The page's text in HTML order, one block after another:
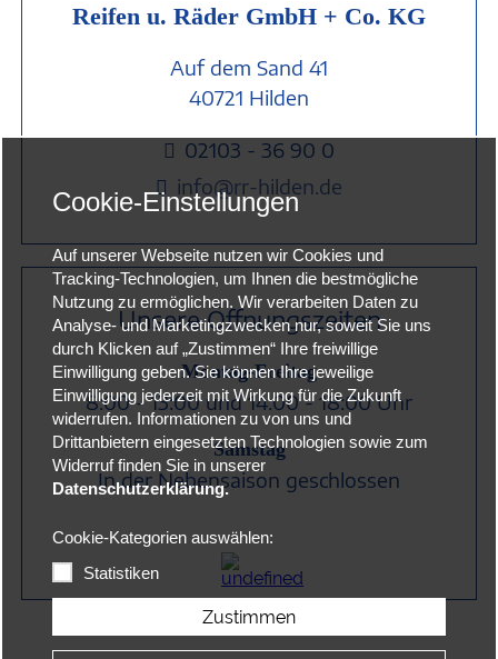
Reifen u. Räder GmbH + Co. KG
Auf dem Sand 41
40721 Hilden
 02103 - 36 90 0
 info@rr-hilden.de
Unsere Öffnungszeiten
Montag-Freitag
8:00 - 13:00 und 14:00 - 18:00 Uhr
Samstag
In der Nebensaison geschlossen
Cookie-Einstellungen
Auf unserer Webseite nutzen wir Cookies und
Tracking-Technologien, um Ihnen die bestmögliche
Nutzung zu ermöglichen. Wir verarbeiten Daten zu
Analyse- und Marketingzwecken nur, soweit Sie uns
durch Klicken auf „Zustimmen“ Ihre freiwillige
Einwilligung geben. Sie können Ihre jeweilige
Einwilligung jederzeit mit Wirkung für die Zukunft
widerrufen. Informationen zu von uns und
Drittanbietern eingesetzten Technologien sowie zum
Widerruf finden Sie in unserer
Datenschutzerklärung.
Cookie-Kategorien auswählen:
Statistiken
Zustimmen